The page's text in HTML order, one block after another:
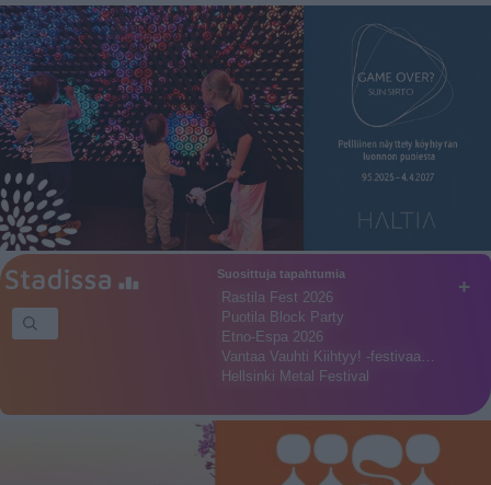
+
Suosittuja tapahtumia
Rastila Fest 2026
Puotila Block Party
Etno-Espa 2026
Vantaa Vauhti Kiihtyy! -festivaa…
Hellsinki Metal Festival